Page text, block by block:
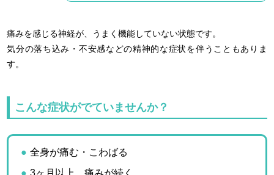
痛みを感じる神経が、うまく機能していない状態です。
気分の落ち込み・不安感などの精神的な症状を伴うこともありま
す。
こんな症状がでていませんか？
全身が痛む・こわばる